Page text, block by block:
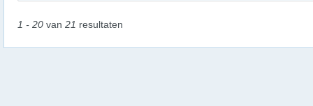
1 - 20 van 21 resultaten